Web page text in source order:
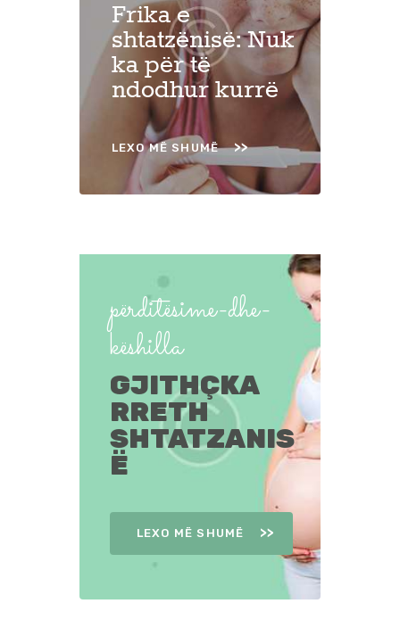
Frika e
shtatzënisë: Nuk
ka për të
ndodhur kurrë
LEXO MË SHUMË
përditësime-dhe-
këshilla
GJITHÇKA
RRETH
SHTATZANIS
Ë
LEXO MË SHUMË